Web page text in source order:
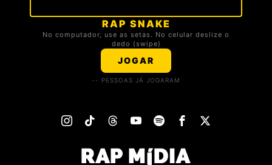
RAP SNAKE
No computador, use as setas. No celular deslize o
dedo (swipe)
JOGAR
🏆 TOP 3 DA TROPA
Carregando ranking...
-- PESSOAS JÁ JOGARAM